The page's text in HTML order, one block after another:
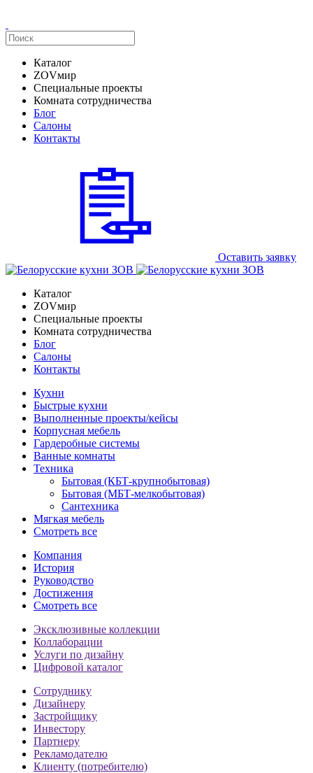
Каталог
ZOVмир
Специальные проекты
Комната сотрудничества
Блог
Салоны
Контакты
Оставить заявку
Каталог
ZOVмир
Специальные проекты
Комната сотрудничества
Блог
Салоны
Контакты
Кухни
Быстрые кухни
Выполненные проекты/кейсы
Корпусная мебель
Гардеробные системы
Ванные комнаты
Техника
Бытовая (КБТ-крупнобытовая)
Бытовая (МБТ-мелкобытовая)
Сантехника
Мягкая мебель
Смотреть все
Компания
История
Руководство
Достижения
Смотреть все
Эксклюзивные коллекции
Коллаборации
Услуги по дизайну
Цифровой каталог
Сотруднику
Дизайнеру
Застройщику
Инвестору
Партнеру
Рекламодателю
Клиенту (потребителю)